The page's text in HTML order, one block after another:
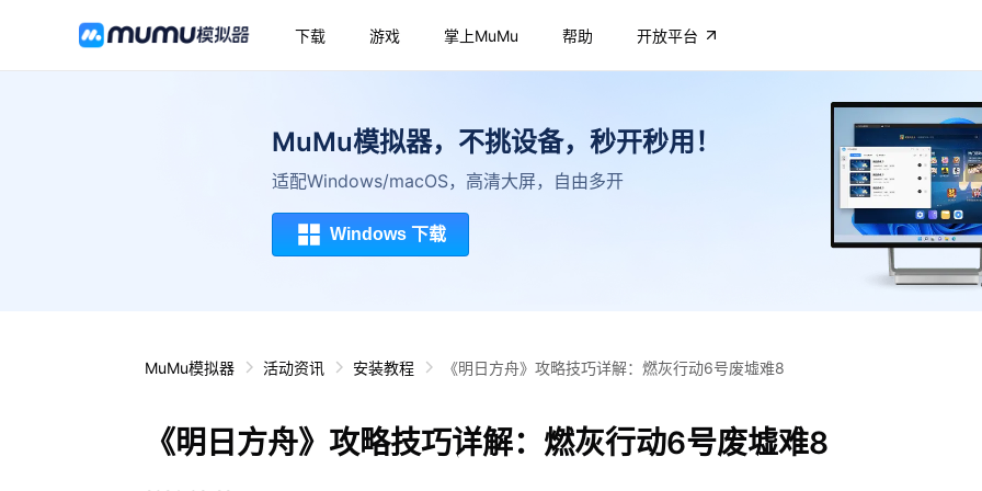
下载 游戏 掌上MuMu 帮助 开放平台
MuMu模拟器，不挑设备，秒开秒用！
适配Windows/macOS，高清大屏，自由多开
Windows 下载
MuMu模拟器 活动资讯 安装教程 《明日方舟》攻略技巧详解：燃灰行动6号废墟难8
《明日方舟》攻略技巧详解：燃灰行动6号废墟难8